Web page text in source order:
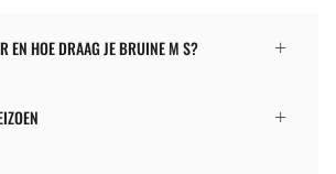
EN HOE DRAAG JE BRUINE M S?